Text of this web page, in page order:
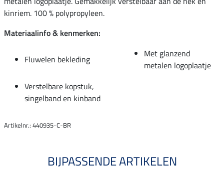
kinriem. 100 % polypropyleen.
Materiaalinfo & kenmerken:
Fluwelen bekleding
Met glanzend
metalen logoplaatje
Verstelbare kopstuk,
singelband en kinband
Artikelnr.: 440935-C-BR
BIJPASSENDE ARTIKELEN